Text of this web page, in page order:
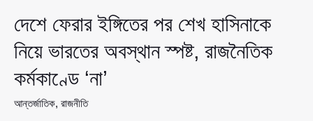
দেশে ফেরার ইঙ্গিতের পর শেখ হাসিনাকে
নিয়ে ভারতের অবস্থান স্পষ্ট, রাজনৈতিক
কর্মকাণ্ডে ‘না’
আন্তর্জাতিক, রাজনীতি